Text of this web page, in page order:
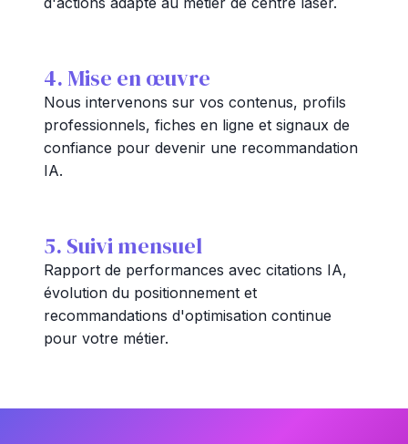
4. Mise en œuvre
Nous intervenons sur vos contenus, profils
professionnels, fiches en ligne et signaux de
confiance pour devenir une recommandation
IA.
5. Suivi mensuel
Rapport de performances avec citations IA,
évolution du positionnement et
recommandations d'optimisation continue
pour votre métier.